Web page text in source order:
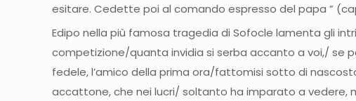
esitare. Cedette poi al comando espresso del papa ”
Edipo nella più famosa tragedia di Sofocle lamenta gli
competizione/quanta invidia si serba accanto a voi,/ se
fedele, l’amico della prima ora/fattomisi sotto di
accattone, che nei lucri/ soltanto ha imparato a vedere,